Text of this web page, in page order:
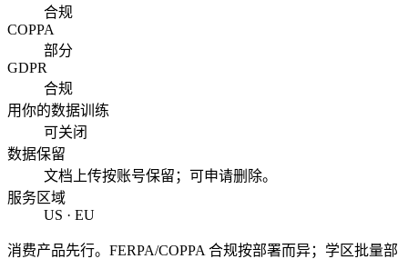
合规
COPPA
部分
GDPR
合规
用你的数据训练
可关闭
数据保留
文档上传按账号保留；可申请删除。
服务区域
US · EU
消费产品先行。FERPA/COPPA 合规按部署而异；学区批量部